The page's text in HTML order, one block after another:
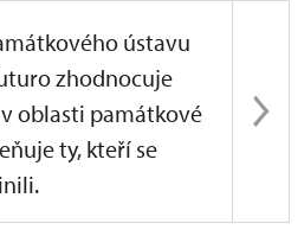
ústavu
zhodnocuje
oblasti památkové
ty, kteří se